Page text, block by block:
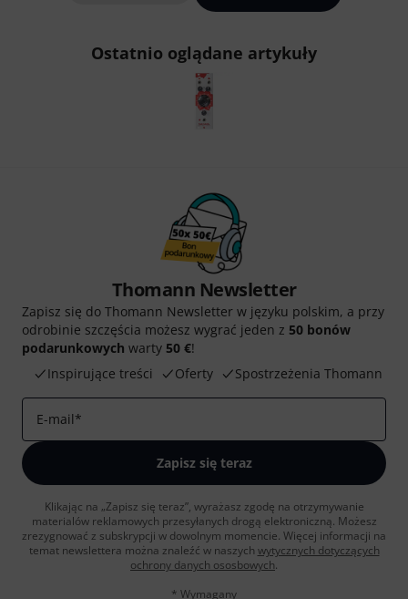
Ostatnio oglądane artykuły
Thomann Newsletter
Zapisz się do Thomann Newsletter w języku polskim, a przy
odrobinie szczęścia możesz wygrać jeden z 50 bonów
podarunkowych warty 50 €!
Inspirujące treści
Oferty Spostrzeżenia Thomann
E-mail*
Zapisz się teraz
Klikając na „Zapisz się teraz”, wyrażasz zgodę na otrzymywanie
materialów reklamowych przesyłanych drogą elektroniczną. Możesz
zrezygnować z subskrypcji w dowolnym momencie. Więcej informacji na
temat newslettera można znaleźć w naszych wytycznych dotyczących
ochrony danych ososbowych.
* Wymagany